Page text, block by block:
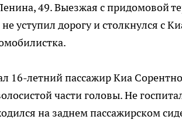
49. Выезжая с придомовой
уступил дорогу и столкнулся с
16-летний пассажир Киа
части головы. Не
на заднем пассажирском